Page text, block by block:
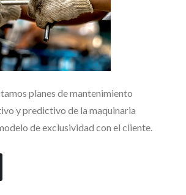
planes de mantenimiento
y predictivo de la maquinaria
de exclusividad con el cliente.